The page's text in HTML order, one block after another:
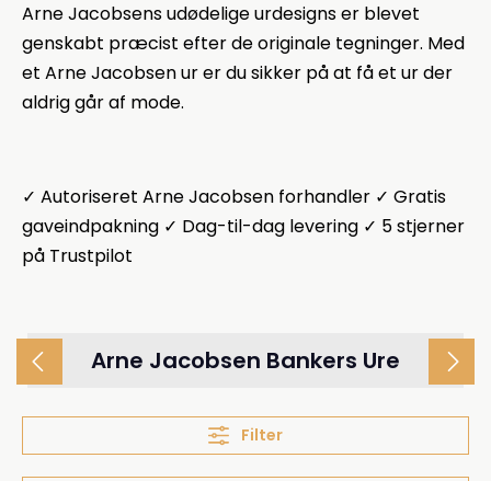
Arne Jacobsens udødelige urdesigns er blevet
genskabt præcist efter de originale tegninger. Med
et Arne Jacobsen ur er du sikker på at få et ur der
aldrig går af mode.
✓ Autoriseret Arne Jacobsen forhandler ✓ Gratis
gaveindpakning ✓ Dag-til-dag levering ✓ 5 stjerner
på Trustpilot
Arne Jacobsen Bankers Ure
Filter